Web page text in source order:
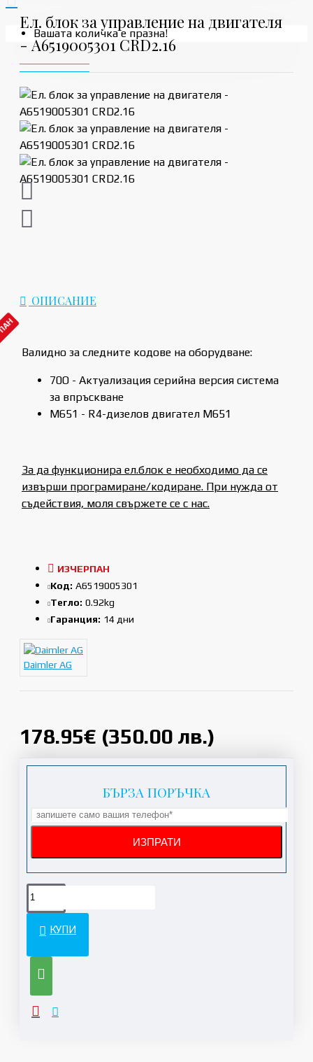
Вашата количка е празна!
Ел. блок за управление на двигателя
- A6519005301 CRD2.16
ОПИСАНИЕ
Валидно за следните кодове на оборудване:
70O - Актуализация серийна версия система
за впръскване
M651 - R4-дизелов двигател M651
За да функционира ел.блок е необходимо да се
извърши програмиране/кодиране. При нужда от
съдействия, моля свържете се с нас.
178.95€ (350.00 лв.)
ИЗЧЕРПАН
Код: A6519005301
Тегло: 0.92kg
Гаранция: 14 дни
Daimler AG
БЪРЗА ПОРЪЧКА
КУПИ